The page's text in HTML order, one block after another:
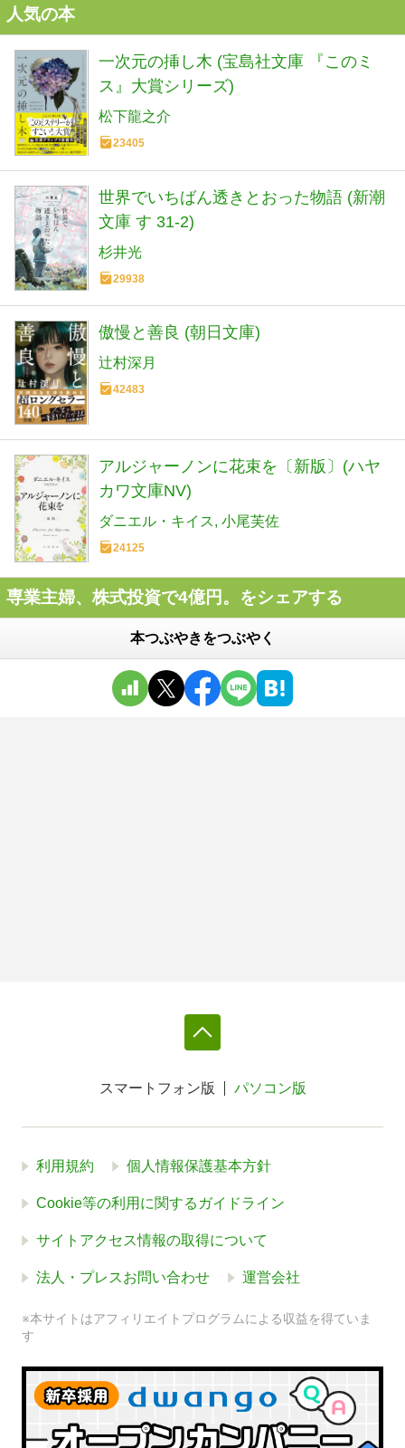
人気の本
一次元の挿し木 (宝島社文庫 『このミ
ス』大賞シリーズ)
松下龍之介
23405
世界でいちばん透きとおった物語 (新潮
文庫 す 31-2)
杉井光
29938
傲慢と善良 (朝日文庫)
辻村深月
42483
アルジャーノンに花束を〔新版〕(ハヤ
カワ文庫NV)
ダニエル・キイス 小尾芙佐
24125
専業主婦、株式投資で4億円。をシェアする
本つぶやきをつぶやく
スマートフォン版 パソコン版
利用規約 個人情報保護基本方針
Cookie等の利用に関するガイドライン
サイトアクセス情報の取得について
法人・プレスお問い合わせ 運営会社
※本サイトはアフィリエイトプログラムによる収益を得ていま
す